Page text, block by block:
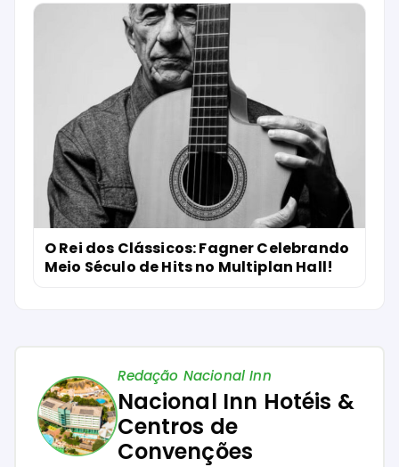
O Rei dos Clássicos: Fagner Celebrando
Meio Século de Hits no Multiplan Hall!
Redação Nacional Inn
Nacional Inn Hotéis &
Centros de
Convenções